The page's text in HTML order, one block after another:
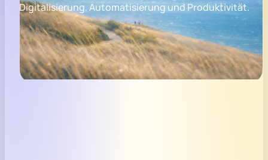
Digitalisierung, Automatisierung und Produktivität.